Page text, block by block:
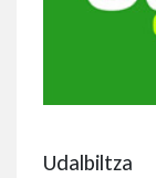
Udalbiltza